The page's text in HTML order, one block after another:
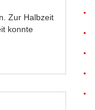
Zur Halbzeit
konnte